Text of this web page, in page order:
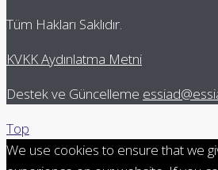
Tüm Hakları Saklıdır.
KVKK Aydınlatma Metni
Destek ve Güncelleme
Top
We use cookies to ensure that we